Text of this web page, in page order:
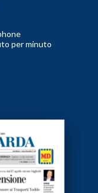
per minuto